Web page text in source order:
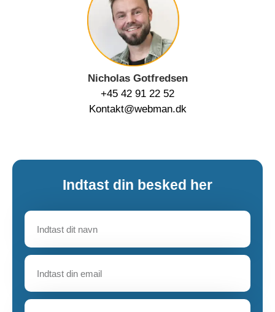
Nicholas Gotfredsen
+45 42 91 22 52
Kontakt@webman.dk
Indtast din besked her